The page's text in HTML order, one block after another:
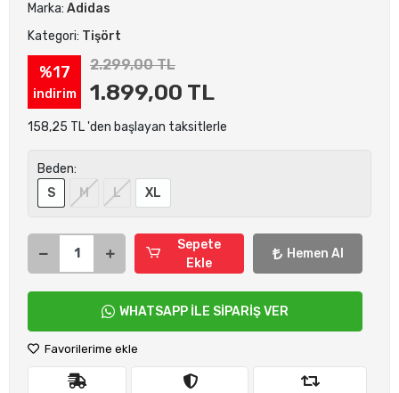
Marka: Adidas
Kategori: Tişört
%17
indirim
2.299,00 TL
1.899,00 TL
158,25 TL 'den başlayan taksitlerle
Beden:
S
M L XL
Sepete
Ekle
Hemen Al
WHATSAPP İLE SİPARİŞ VER
Favorilerime ekle